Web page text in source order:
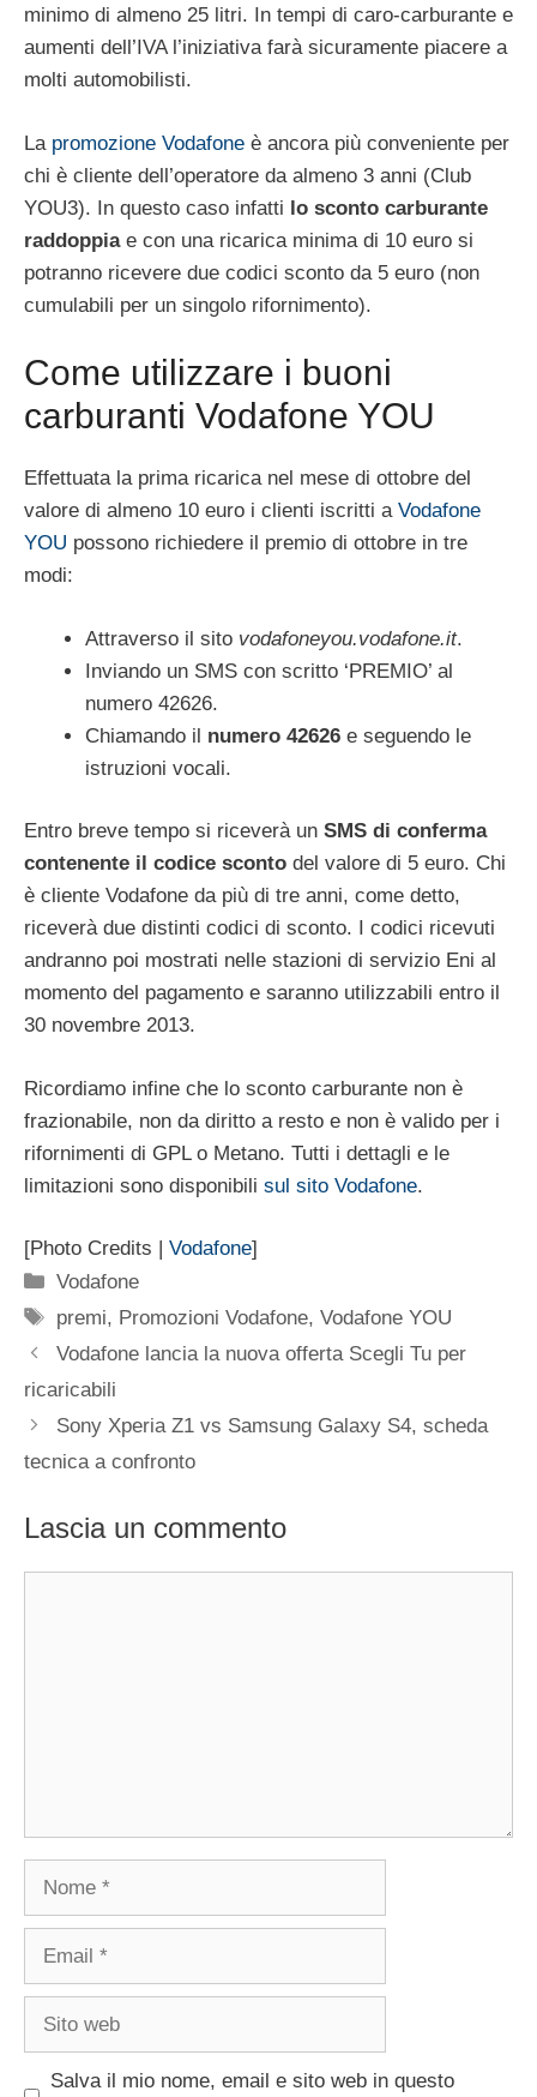
minimo di almeno 25 litri. In tempi di caro-carburante e
aumenti dell’IVA l’iniziativa farà sicuramente piacere a
molti automobilisti.
La promozione Vodafone è ancora più conveniente per
chi è cliente dell’operatore da almeno 3 anni (Club
YOU3). In questo caso infatti lo sconto carburante
raddoppiae con una ricarica minima di 10 euro si
potranno ricevere due codici sconto da 5 euro (non
cumulabili per un singolo rifornimento).
Come utilizzare i buoni
carburanti Vodafone YOU
Effettuata la prima ricarica nel mese di ottobre del
valore di almeno 10 euro i clienti iscritti a Vodafone
YOU possono richiedere il premio di ottobre in tre
modi:
Attraverso il sito vodafoneyou.vodafone.it.
Inviando un SMS con scritto ‘PREMIO’ al
numero 42626.
Chiamando il numero 42626 e seguendo le
istruzioni vocali.
Entro breve tempo si riceverà un SMS di conferma
contenente il codice sconto del valore di 5 euro. Chi
è cliente Vodafone da più di tre anni, come detto,
riceverà due distinti codici di sconto. I codici ricevuti
andranno poi mostrati nelle stazioni di servizio Eni al
momento del pagamento e saranno utilizzabili entro il
30 novembre 2013.
Ricordiamo infine che lo sconto carburante non è
frazionabile, non da diritto a resto e non è valido per i
rifornimenti di GPL o Metano. Tutti i dettagli e le
limitazioni sono disponibili sul sito Vodafone.
[Photo Credits | Vodafone]
Categorie
Vodafone
Tag
premi, Promozioni Vodafone,Vodafone YOU
Vodafone lancia la nuova offerta Scegli Tu per
ricaricabili
Sony Xperia Z1 vs Samsung Galaxy S4, scheda
tecnica a confronto
Lascia un commento
Salva il mio nome, email e sito web in questo